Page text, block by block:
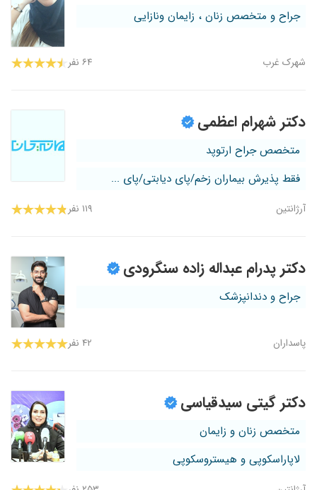
جراح و متخصص زنان ، زایمان ونازایی
شهرک غرب ۶۴ نفر
دکتر شهرام اعظمی
متخصص جراح ارتوپد
فقط پذیرش بیماران زخم/پای دیابتی/پای ...
آرژانتین ۱۱۹ نفر
دکتر پدرام عبداله زاده سنگرودی
جراح و دندانپزشک
پاسداران ۴۲ نفر
دکتر گیتی سیدقیاسی
متخصص زنان و زایمان
لاپاراسکوپی و هیستروسکوپی